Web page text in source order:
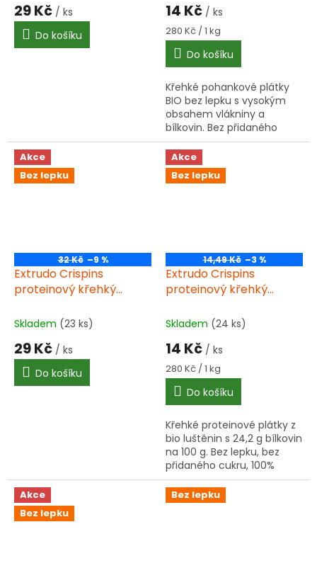
29 Kč / ks
Do košíku
14 Kč / ks
Měrná
cena:
280 Kč / 1 kg
Do košíku
Křehké pohankové plátky
BIO bez lepku s vysokým
obsahem vlákniny a
bílkovin. Bez přidaného
cukru, nízký obsah tuku.
Skvělé ke snídani nebo jako
zdravá svačinka.
Akce
Bez lepku
32 Kč –9 %
Extrudo Crispins
proteinový křehký
Skladem (23 ks)
29 Kč / ks
Do košíku
Akce
Bez lepku
14,49 Kč –3 %
Extrudo Crispins
proteinový křehký
Skladem (24 ks)
14 Kč / ks
Měrná
cena:
280 Kč / 1 kg
Do košíku
Křehké proteinové plátky z
bio luštěnin s 24,2 g bílkovin
na 100 g. Bez lepku, bez
přidaného cukru, 100%
rostlinné složení z
ekologického zemědělství.
Akce
Bez lepku
Bez lepku